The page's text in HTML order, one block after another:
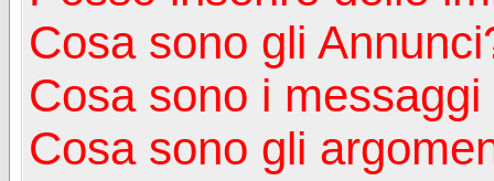
Cosa sono gli
Cosa sono i
Cosa sono gli